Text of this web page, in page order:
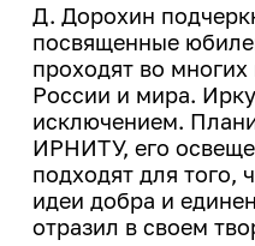
Профилактика
Патриотика
Библиотека
ИРНИТУ в
Иностранному
Д. Дорохин
посвященные
проходят во
России и мира.
исключением.
ИРНИТУ, его
подходят для того,
идеи добра и
отразил в своем